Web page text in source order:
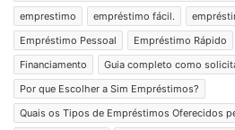
emprestimo
empréstimo fácil.
Empréstimo Pessoal
Empréstimo Rápido
Financiamento
Guia completo como
Por que Escolher a Sim Empréstimos?
Quais os Tipos de Empréstimos Oferecidos